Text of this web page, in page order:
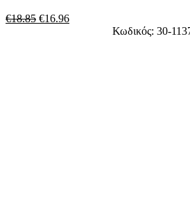
€18.85 €16.96
Κωδικός: 30-